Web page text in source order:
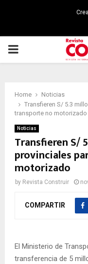
PRIMARY
Home
Noticias
Transfieren S/ 5.3
transporte no motorizado
Noticias
Transfieren S/
provinciales
motorizado
by Revista Construir
COMPARTIR
El Ministerio de
transferencia de 5